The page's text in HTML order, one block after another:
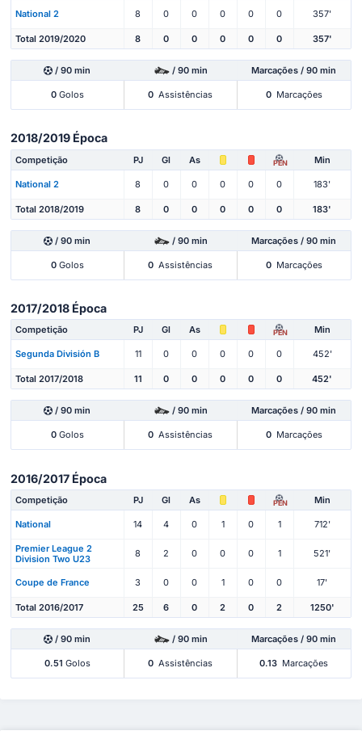
National 2 8 0 0 0 0 0 357'
Total 2019/2020 8 0 0 0 0 0 357'
/ 90 min / 90 min Marcações / 90 min
0Golos 0 Assistências 0 Marcações
2018/2019 Época
Competição PJ Gl As PEN Min
National 2 8 0 0 0 0 0 183'
Total 2018/2019 8 0 0 0 0 0 183'
/ 90 min / 90 min Marcações / 90 min
0Golos 0 Assistências 0 Marcações
2017/2018 Época
Competição PJ Gl As PEN Min
Segunda División B 11 0 0 0 0 0 452'
Total 2017/2018 11 0 0 0 0 0 452'
/ 90 min / 90 min Marcações / 90 min
0Golos 0 Assistências 0 Marcações
2016/2017 Época
Competição PJ Gl As PEN Min
National 14 4 0 1 0 1 712'
Premier League 2
Division Two U23
8 2 0 0 0 1 521'
Coupe de France 3 0 0 1 0 0 17'
Total 2016/2017 25 6 0 2 0 2 1250'
/ 90 min / 90 min Marcações / 90 min
0.51 Golos 0 Assistências 0.13 Marcações